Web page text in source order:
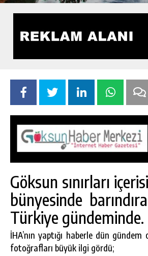
Göksun sınırları
bünyesinde
Türkiye gündeminde.
İHA’nın yaptığı haberle dün
fotoğrafları büyük ilgi gördü;